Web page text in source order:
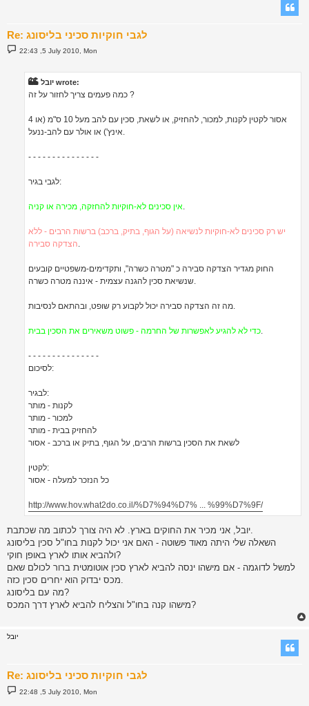
Re: לגבי חוקיות סכיני בליסונג
P22:43 ,5 July 2010, Mon
יובל wrote:
כמה פעמים צריך לחזור על זה ?
אסור לקטין לקנות, למכור, להחזיק, או לשאת, סכין עם להב מעל 10 ס"מ (או 4
אינץ') או אולר עם להב-ננעל.
- - - - - - - - - - - - - - -
לגבי בגיר:
אין סכינים לא-חוקיות להחזקה, מכירה או קניה.
יש רק סכינים לא-חוקיות לנשיאה (על הגוף, בתיק, ברכב) ברשות הרבים - ללא
הצדקה סבירה.
החוק מגדיר הצדקה סבירה כ "מטרה כשרה", ותקדימים-משפטיים קובעים
שנשיאת סכין להגנה עצמית - איננה מטרה כשרה.
מה זה הצדקה סבירה יכול לקבוע רק שופט, ובהתאם לנסיבות.
כדי לא להגיע לאפשרות של החרמה - פשוט משאירים את הסכין בבית.
- - - - - - - - - - - - - - -
לסיכום:
לבגיר:
לקנות - מותר
למכור - מותר
להחזיק בבית - מותר
לשאת את הסכין ברשות הרבים, על הגוף, בתיק או ברכב - אסור
לקטין:
כל הנזכר למעלה - אסור
http://www.hov.what2do.co.il/%D7%94%D7% ... %99%D7%9F/
יובל, אני מכיר את החוקים בארץ. לא היה צורך לכתוב מה שכתבת.
השאלה שלי היתה מאוד פשוטה - האם אני יכול לקנות בחו"ל סכין בליסונג
ולהביא אותו לארץ באופן חוקי?
למשל לדוגמה - אם מישהו ינסה להביא לארץ סכין אוטומטית ברור לכולם שאם
מכס יבדוק הוא יחרים סכין כזה.
מה עם בליסונג?
מישהו קנה בחו"ל והצליח להביא לארץ דרך המכס?
יובל
Re: לגבי חוקיות סכיני בליסונג
P
o
22:48 ,5 July 2010, Mon